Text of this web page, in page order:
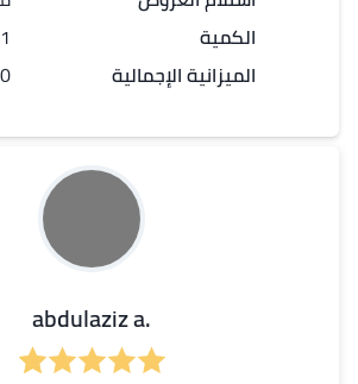
الكمية
الميزانية الإجمالية
1
.abdulaziz a